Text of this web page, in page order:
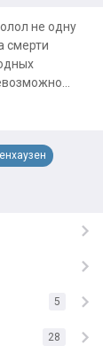
не одну
смерти
но
и
19.02.25
19.02.25
5
28